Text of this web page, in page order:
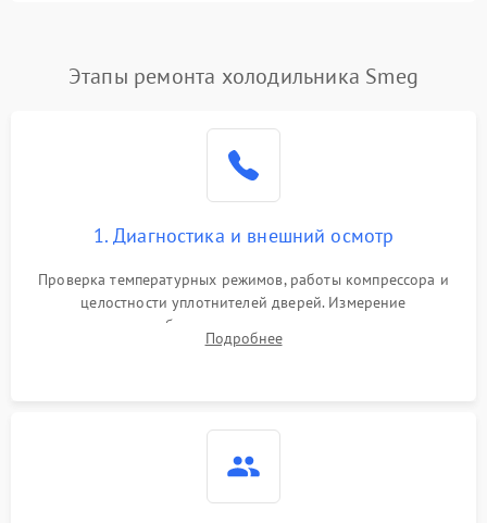
Поломка системы No Frost 2600 ₽ Подробнее →
работе
2000 ₽ Подробнее →
1000 ₽
1800 ₽
Этапы ремонта холодильника Smeg
1. Диагностика и внешний осмотр
Проверка температурных режимов, работы компрессора и
целостности уплотнителей дверей. Измерение
сопротивления обмоток мотора, проверка термостата и
считывание кодов ошибок с электронного дисплея.
Подробнее